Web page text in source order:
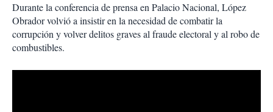
Durante la conferencia de prensa en Palacio Nacional, López
Obrador volvió a insistir en la necesidad de combatir la
corrupción y volver delitos graves al fraude electoral y al robo de
combustibles.